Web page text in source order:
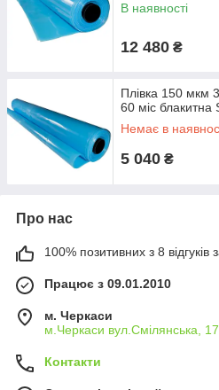
В наявності
12 480 ₴
Плівка 150 мкм
60 міс блакитна
Немає в
5 040 ₴
Про нас
100% позитивних з 8 відгуків
Працює з 09.01.2010
м. Черкаси
м.Черкаси вул.Смілянська,
Контакти